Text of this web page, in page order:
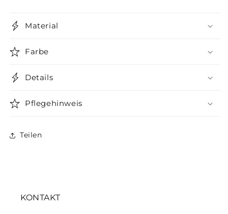
Material
Farbe
Details
Pflegehinweis
Teilen
KONTAKT